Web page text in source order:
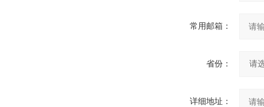
常用邮箱：
省份：
详细地址：